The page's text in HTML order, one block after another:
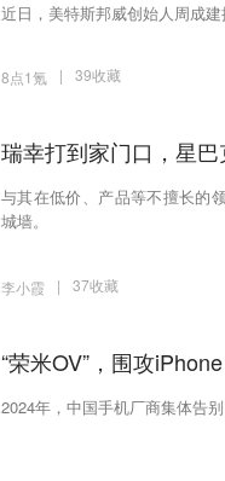
近日，美特斯邦威创始人周成
8点1氪 | 39收藏
瑞幸打到家门口，星
与其在低价、产品等不擅长的
城墙。
李小霞 | 37收藏
“荣米OV”，围攻
2024年，中国手机厂商集体告别